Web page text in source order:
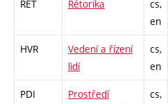
RET Rétorika
cs,
en
HVR
Vedení a řízení
lidí
cs,
en
PDI
Prostředí
cs,